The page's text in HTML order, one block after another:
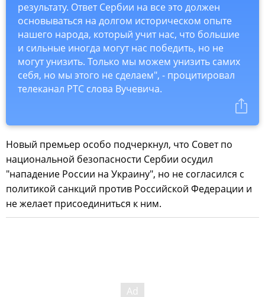
результату. Ответ Сербии на все это должен
основываться на долгом историческом опыте
нашего народа, который учит нас, что большие
и сильные иногда могут нас победить, но не
могут унизить. Только мы можем унизить самих
себя, но мы этого не сделаем", - процитировал
телеканал РТС слова Вучевича.
Новый премьер особо подчеркнул, что Совет по
национальной безопасности Сербии осудил
"нападение России на Украину", но не согласился с
политикой санкций против Российской Федерации и
не желает присоединиться к ним.